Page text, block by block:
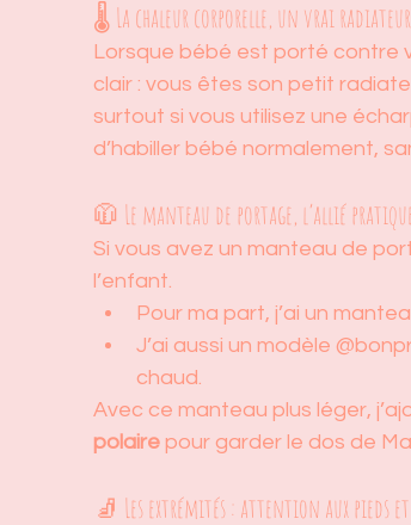
🌡️ La chaleur corporelle, un vrai
Lorsque bébé est porté contre
clair : vous êtes son petit
surtout si vous utilisez une
d’habiller bébé normalement,
🧥 Le manteau de portage, l’allié
Si vous avez un manteau de
l’enfant.
Pour ma part, j’ai un
J’ai aussi un modèle
chaud.
Avec ce manteau plus léger,
polaire pour garder le dos de
🧦 Les extrémités : attention aux pieds